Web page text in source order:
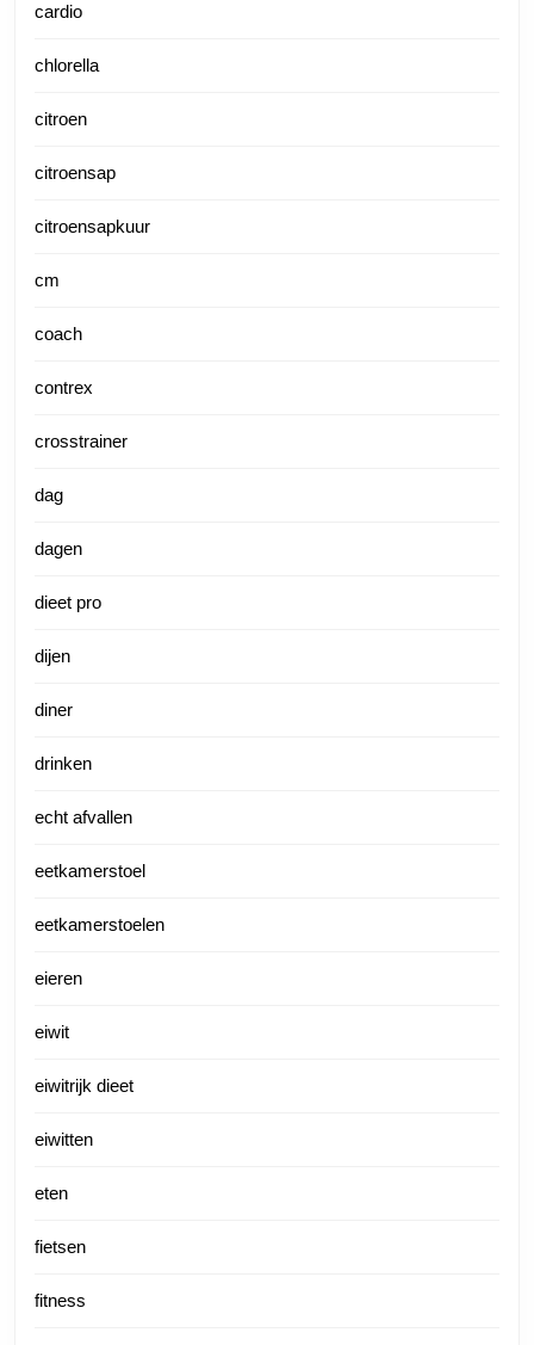
cardio
chlorella
citroen
citroensap
citroensapkuur
cm
coach
contrex
crosstrainer
dag
dagen
dieet pro
dijen
diner
drinken
echt afvallen
eetkamerstoel
eetkamerstoelen
eieren
eiwit
eiwitrijk dieet
eiwitten
eten
fietsen
fitness